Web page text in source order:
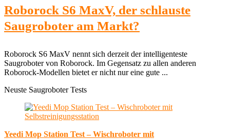
Roborock S6 MaxV, der schlauste
Saugroboter am Markt?
Roborock S6 MaxV nennt sich derzeit der intelligenteste
Saugroboter von Roborock. Im Gegensatz zu allen anderen
Roborock-Modellen bietet er nicht nur eine gute ...
Neuste Saugroboter Tests
Yeedi Mop Station Test – Wischroboter mit